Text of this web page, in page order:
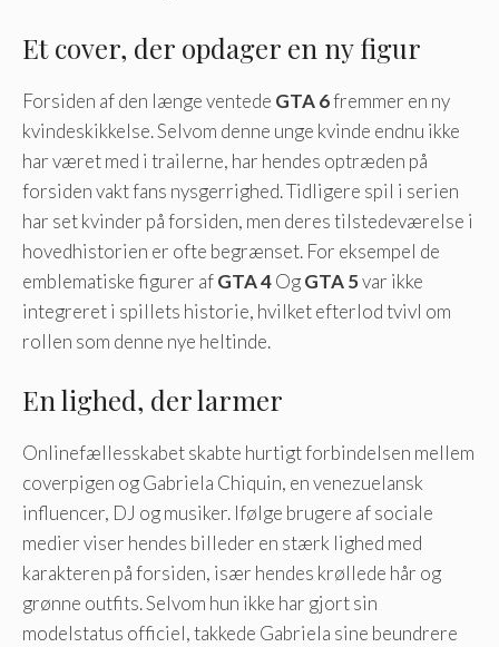
Et cover, der opdager en ny figur
Forsiden af ​​den længe ventede GTA 6fremmer en ny
kvindeskikkelse. Selvom denne unge kvinde endnu ikke
har været med i trailerne, har hendes optræden på
forsiden vakt fans nysgerrighed. Tidligere spil i serien
har set kvinder på forsiden, men deres tilstedeværelse i
hovedhistorien er ofte begrænset. For eksempel de
emblematiske figurer afGTA 4OgGTA 5var ikke
integreret i spillets historie, hvilket efterlod tvivl om
rollen som denne nye heltinde.
En lighed, der larmer
Onlinefællesskabet skabte hurtigt forbindelsen mellem
coverpigen og Gabriela Chiquin, en venezuelansk
influencer, DJ og musiker. Ifølge brugere af sociale
medier viser hendes billeder en stærk lighed med
karakteren på forsiden, især hendes krøllede hår og
grønne outfits. Selvom hun ikke har gjort sin
modelstatus officiel, takkede Gabriela sine beundrere